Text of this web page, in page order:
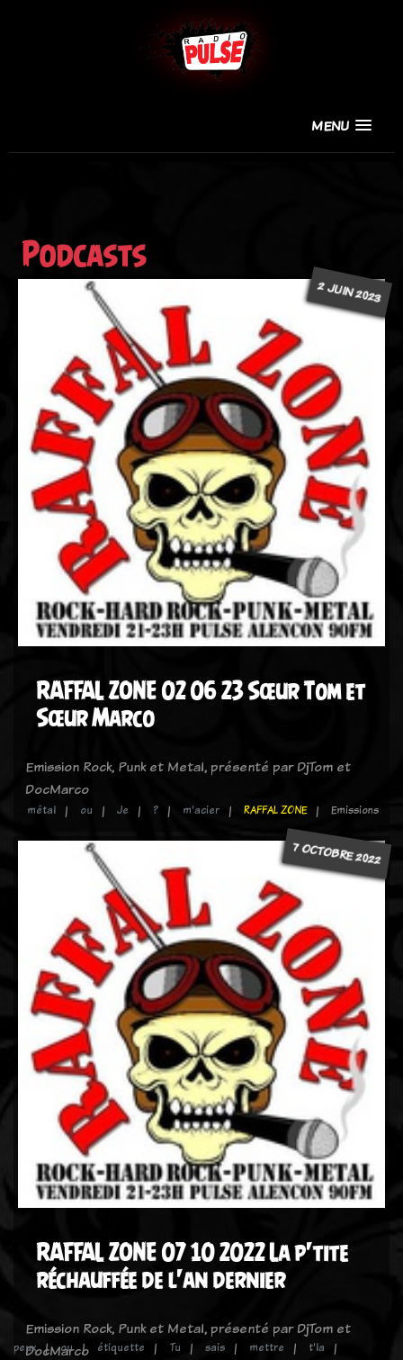
MENU
Podcasts
2 JUIN 2023
RAFFAL ZONE 02 06 23 Sœur Tom et
Sœur Marco
Emission Rock, Punk et Metal, présenté par DjTom et
DocMarco
métal ou Je ? m'acier RAFFAL ZONE Emissions
7 OCTOBRE 2022
RAFFAL ZONE 07 10 2022 La p'tite
réchauffée de l'an dernier
Emission Rock, Punk et Metal, présenté par DjTom et
DocMarco
peux ou étiquette Tu sais mettre
t'la